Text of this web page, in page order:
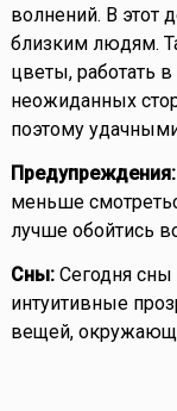
волнений. В этот
близким людям.
цветы, работать
неожиданных
поэтому
Предупреждения:
меньше
лучше обойтись
Сны:Сегодня сны
интуитивные
вещей,